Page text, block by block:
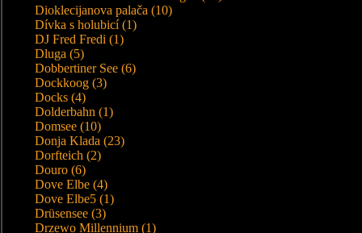
Dioklecijanova palača (10)
Dívka s holubicí (1)
DJ Fred Fredi (1)
Dluga (5)
Dobbertiner See (6)
Dockkoog (3)
Docks (4)
Dolderbahn (1)
Domsee (10)
Donja Klada (23)
Dorfteich (2)
Douro (6)
Dove Elbe (4)
Dove Elbe5 (1)
Drüsensee (3)
Drzewo Millennium (1)